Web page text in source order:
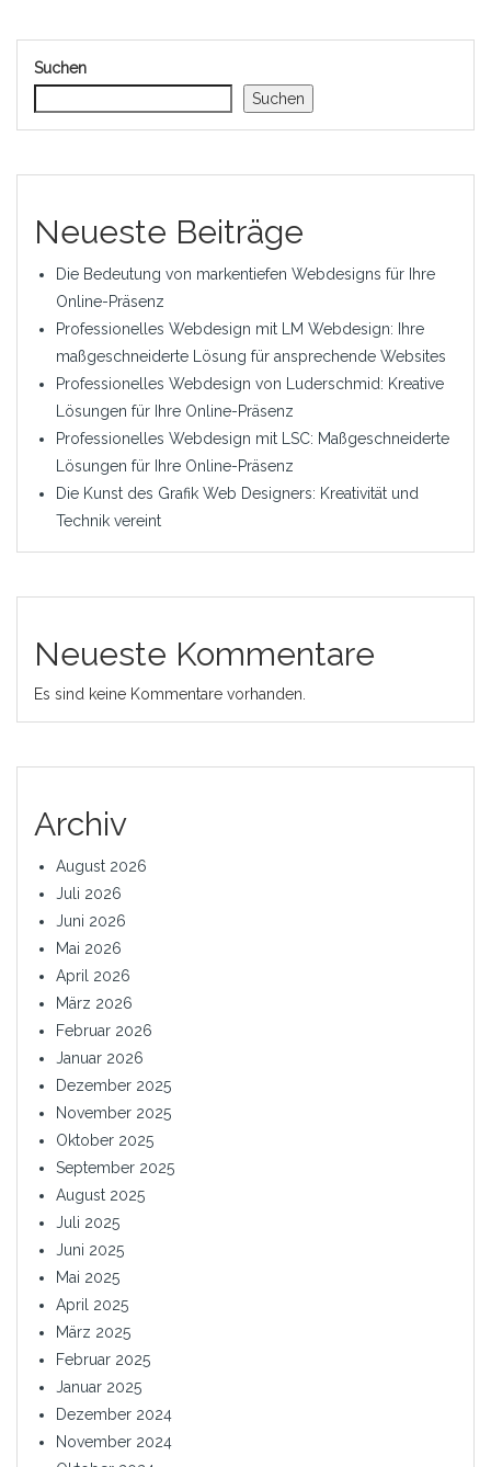
Suchen
Suchen
Neueste Beiträge
Die Bedeutung von markentiefen Webdesigns für Ihre
Online-Präsenz
Professionelles Webdesign mit LM Webdesign: Ihre
maßgeschneiderte Lösung für ansprechende Websites
Professionelles Webdesign von Luderschmid: Kreative
Lösungen für Ihre Online-Präsenz
Professionelles Webdesign mit LSC: Maßgeschneiderte
Lösungen für Ihre Online-Präsenz
Die Kunst des Grafik Web Designers: Kreativität und
Technik vereint
Neueste Kommentare
Es sind keine Kommentare vorhanden.
Archiv
August 2026
Juli 2026
Juni 2026
Mai 2026
April 2026
März 2026
Februar 2026
Januar 2026
Dezember 2025
November 2025
Oktober 2025
September 2025
August 2025
Juli 2025
Juni 2025
Mai 2025
April 2025
März 2025
Februar 2025
Januar 2025
Dezember 2024
November 2024